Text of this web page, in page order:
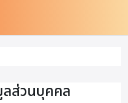
ลส่วนบุคคล